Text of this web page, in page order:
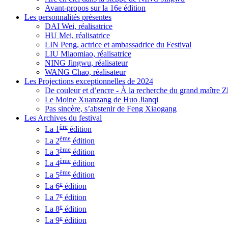
Avant-propos sur la 16e édition
Les personnalités présentes
DAI Wei, réalisatrice
HU Mei, réalisatrice
LIN Peng, actrice et ambassadrice du Festival
LIU Miaomiao, réalisatrice
NING Jingwu, réalisateur
WANG Chao, réalisateur
Les Projections exceptionnelles de 2024
De couleur et d’encre - À la recherche du grand maître
Le Moine Xuanzang de Huo Jianqi
Pas sincère, s’abstenir de Feng Xiaogang
Les Archives du festival
La 1 ère édition
La 2ème édition
La 3ème édition
La 4ème édition
La 5ème édition
La 6e édition
La 7e édition
La 8e édition
La 9e édition